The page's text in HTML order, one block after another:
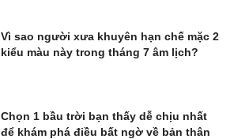
Vì sao người xưa khuyên hạn chế mặc 2
kiểu màu này trong tháng 7 âm lịch?
Chọn 1 bầu trời bạn thấy dễ chịu nhất
để khám phá điều bất ngờ về bản thân